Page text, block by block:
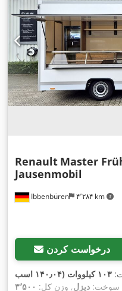
Ibbenbüren ۴٬۲۸۴ km
Renault Master
Jausenmobil
درخواست کردن
۱۰۳ کیلووات (۱۴۰٫۰۴ اسب
سوخت: دیزل, وزن کل: ۳٬۵۰۰